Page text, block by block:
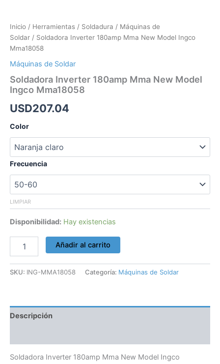
Inicio / Herramientas / Soldadura / Máquinas de
Soldar / Soldadora Inverter 180amp Mma New Model Ingco
Mma18058
Máquinas de Soldar
Soldadora Inverter 180amp Mma New Model
Ingco Mma18058
USD207.04
Color
Frecuencia
LIMPIAR
Disponibilidad: Hay existencias
Añadir al carrito
SKU: ING-MMA18058 Categoría: Máquinas de Soldar
Descripción
Soldadora Inverter 180amp Mma New Model Ingco